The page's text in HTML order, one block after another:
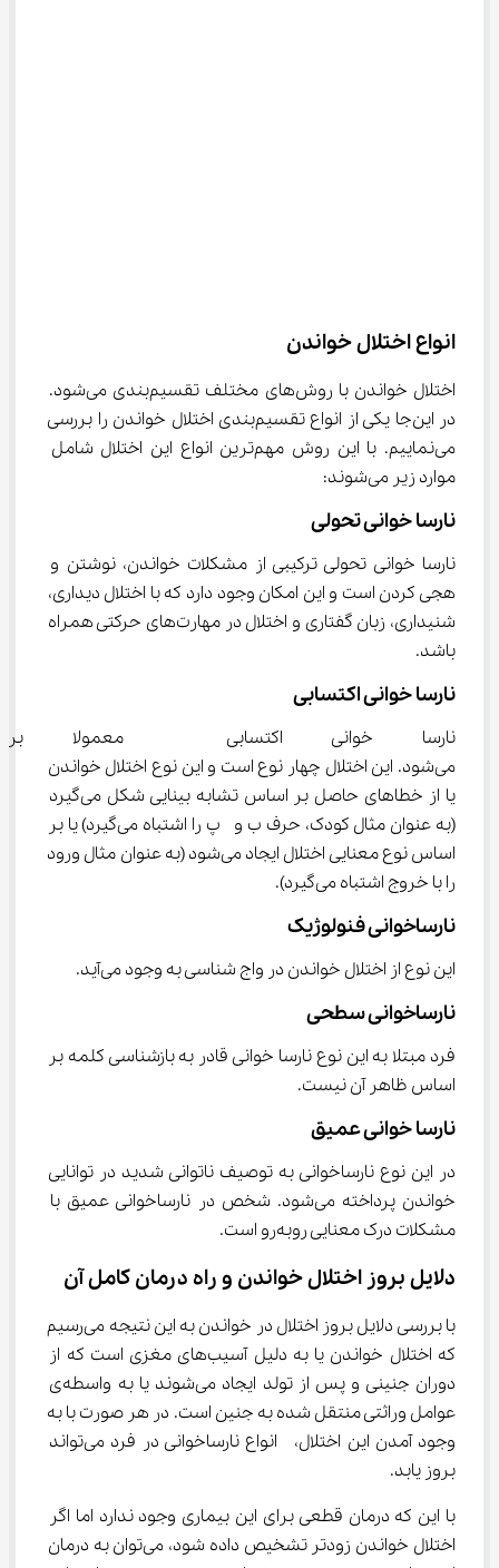
انواع اختلال خواندن
اختلال خواندن با روش‌های مختلف تقسیم‌بندی می‌شود.
در این‌جا یکی از انواع تقسیم‌بندی اختلال خواندن را بررسی
می‌نماییم. با این روش مهم‌ترین انواع این اختلال شامل
موارد زیر می‌شوند:
نارسا خوانی تحولی
نارسا خوانی تحولی ترکیبی از مشکلات خواندن، نوشتن و
هجی کردن است و این امکان وجود دارد که با اختلال دیداری،
شنیداری، زبان گفتاری و اختلال در مهارت‌های حرکتی همراه
باشد.
نارسا خوانی اکتسابی
نارسا خوانی اکتسابی  معمولا
می‌شود. این اختلال چهار نوع است و این نوع اختلال خواندن
یا از خطاهای حاصل بر اساس تشابه بینایی شکل می‌گیرد
(به عنوان مثال کودک، حرف ب و  پ را اشتباه می‌گیرد) یا بر
اساس نوع معنایی اختلال ایجاد می‌شود (به عنوان مثال ورود
را با خروج اشتباه می‌گیرد).
نارساخوانی فنولوژیک
این نوع از اختلال خواندن در واج شناسی به وجود می‌آید.
نارساخوانی سطحی
فرد مبتلا به این نوع نارسا خوانی قادر به بازشناسی کلمه بر
اساس ظاهر آن نیست.
نارسا خوانی عمیق
در این نوع نارساخوانی به توصیف ناتوانی شدید در توانایی
خواندن پرداخته می‌شود. شخص در نارساخوانی عمیق با
مشکلات درک معنایی رو‌به‌رو است.
دلایل بروز اختلال خواندن و راه درمان کامل آن
با بررسی دلایل بروز اختلال در خواندن به این نتیجه می‌رسیم
که اختلال خواندن یا به دلیل آسیب‌های مغزی است که از
دوران جنینی و پس از تولد ایجاد می‌شوند یا به واسطه‌ی
عوامل وراثتی منتقل شده به جنین است. در هر صورت با به
وجود آمدن این اختلال،  انواع نارساخوانی در فرد می‌تواند
بروز یابد.
با این که درمان قطعی برای این بیماری وجود ندارد اما اگر
اختلال خواندن زودتر تشخیص داده شود، می‌توان به درمان